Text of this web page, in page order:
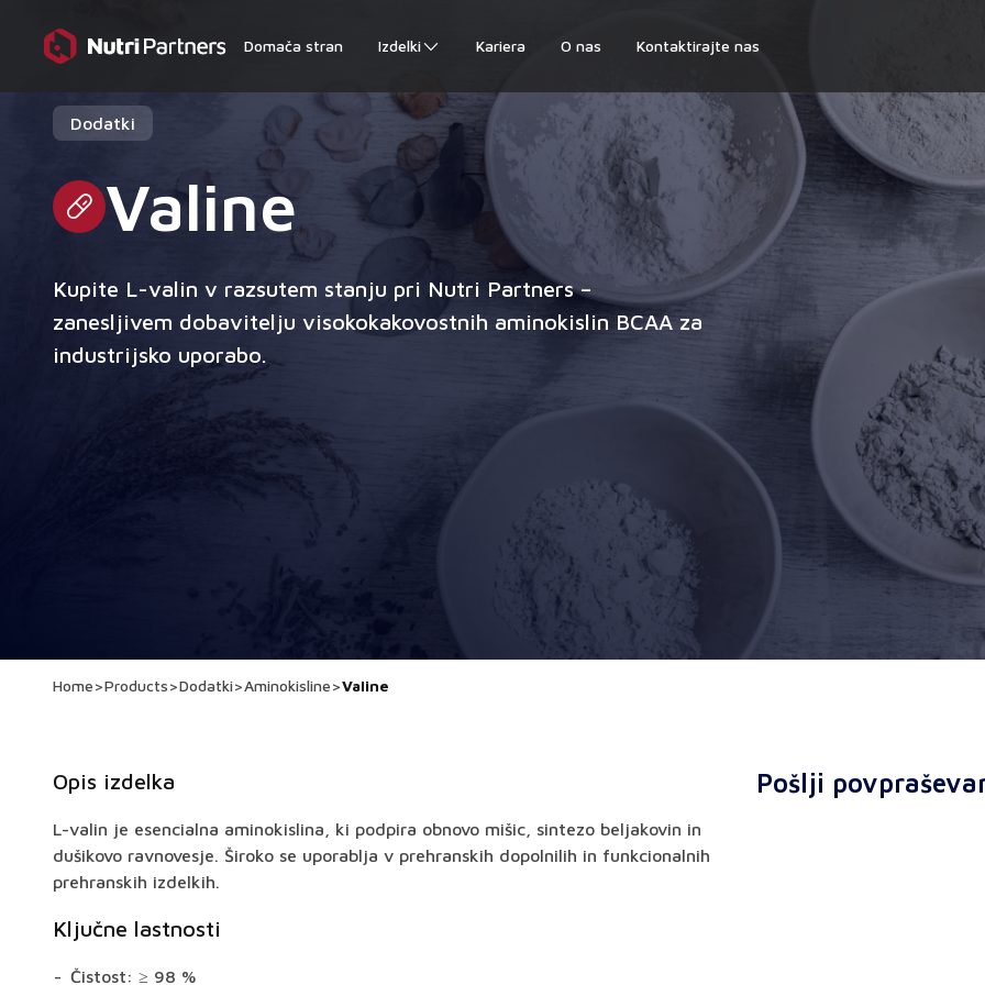
Domača stran Izdelki Kariera O nas Kontaktirajte nas
Dodatki
Valine
Kupite L-valin v razsutem stanju pri Nutri Partners –
zanesljivem dobavitelju visokokakovostnih aminokislin BCAA za
industrijsko uporabo.
Home>Products>Dodatki>Aminokisline>Valine
Opis izdelka
L-valin je esencialna aminokislina, ki podpira obnovo mišic, sintezo beljakovin in
dušikovo ravnovesje. Široko se uporablja v prehranskih dopolnilih in funkcionalnih
prehranskih izdelkih.
Ključne lastnosti
Čistost: ≥ 98 %
Pošlji